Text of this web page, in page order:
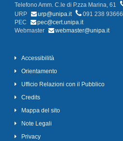
Telefono Amm. C.le di P.zza Marina, 61
URP
urp@unipa.it
091 238 93666
PEC
pec@cert.unipa.it
Webmaster
webmaster@unipa.it
Accessibilità
Orientamento
Ufficio Relazioni con il Pubblico
Credits
Mappa del sito
Note Legali
Privacy